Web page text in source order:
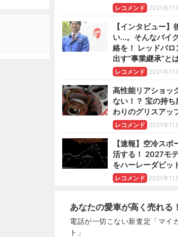
レコメンド 2021年11
【インタビュー
い…。そんなバイ
絡を！ レッドバロ
出す“事業継承”と
レコメンド 2021年11
高性能リアショッ
ない！？ 宝の持ち
わりのグリスアッ
レコメンド 2021年11
【速報】空冷ス
活する！ 2027モ
をハーレーダビッ
レコメンド 2021年11
あなたの愛車が高く売れる！
電話が一切こない新査定「マイ
ト」